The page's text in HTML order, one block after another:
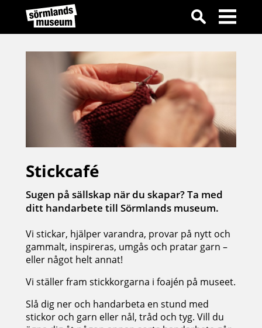
Stickcafé
Sugen på sällskap när du skapar? Ta med
ditt handarbete till Sörmlands museum.
Vi stickar, hjälper varandra, provar på nytt och
gammalt, inspireras, umgås och pratar garn –
eller något helt annat!
Vi ställer fram stickkorgarna i foajén på museet.
Slå dig ner och handarbeta en stund med
stickor och garn eller nål, tråd och tyg. Vill du